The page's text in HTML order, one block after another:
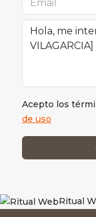
Acepto los
de uso
Ritual